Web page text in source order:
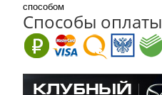
способом
Способы оплаты